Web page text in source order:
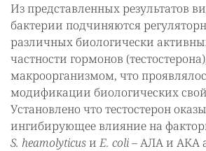
Из представленных результатов
бактерии подчиняются
различных биологически
частности гормонов
макроорганизмом, что
модификации биологических
Установлено что тестостерон
ингибирующее влияние на
S. heamolyticusи E. сoli– АЛА и АКА